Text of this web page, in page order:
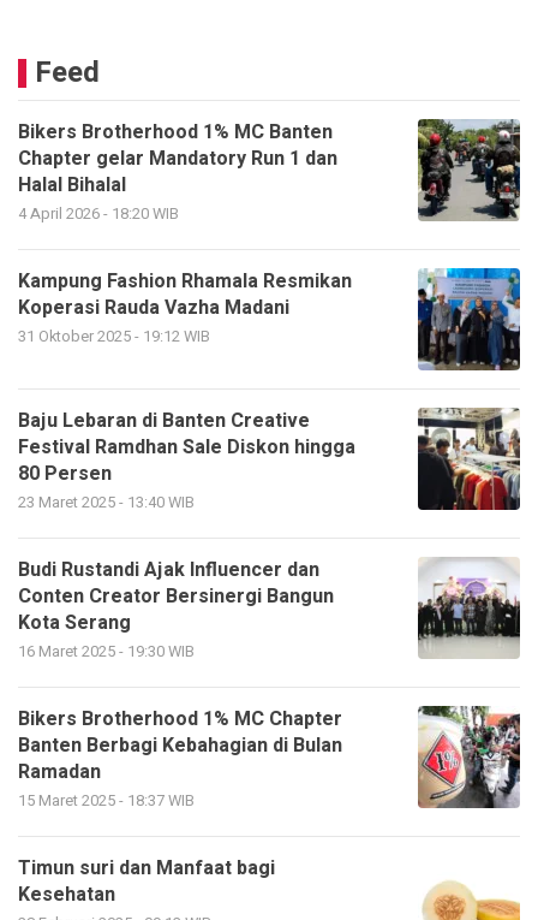
Feed
Bikers Brotherhood 1% MC Banten
Chapter gelar Mandatory Run 1 dan
Halal Bihalal
4 April 2026 - 18:20 WIB
Kampung Fashion Rhamala Resmikan
Koperasi Rauda Vazha Madani
31 Oktober 2025 - 19:12 WIB
Baju Lebaran di Banten Creative
Festival Ramdhan Sale Diskon hingga
80 Persen
23 Maret 2025 - 13:40 WIB
Budi Rustandi Ajak Influencer dan
Conten Creator Bersinergi Bangun
Kota Serang
16 Maret 2025 - 19:30 WIB
Bikers Brotherhood 1% MC Chapter
Banten Berbagi Kebahagian di Bulan
Ramadan
15 Maret 2025 - 18:37 WIB
Timun suri dan Manfaat bagi
Kesehatan